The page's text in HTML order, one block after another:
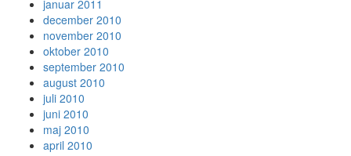
januar 2011
december 2010
november 2010
oktober 2010
september 2010
august 2010
juli 2010
juni 2010
maj 2010
april 2010